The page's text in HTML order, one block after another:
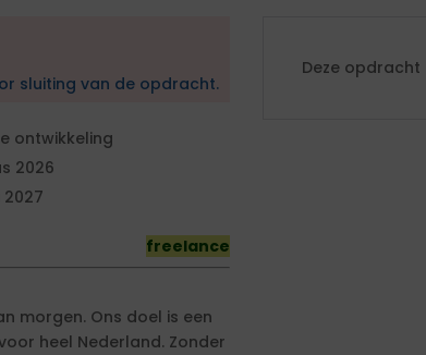
sluiting van de opdracht.
ontwikkeling
freelance
2026
2027
morgen. Ons doel is een
heel Nederland. Zonder
Deze opdracht